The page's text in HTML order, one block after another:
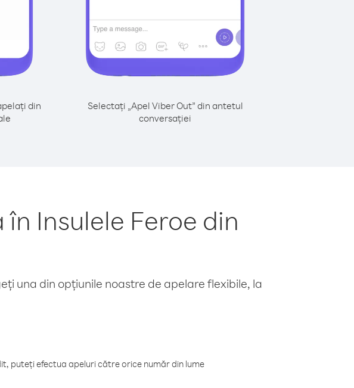
din
Selectați „Apel Viber Out” din antetul
conversației
Insulele Feroe din
una din opțiunile noastre de apelare flexibile, la
puteți efectua apeluri către orice număr din lume